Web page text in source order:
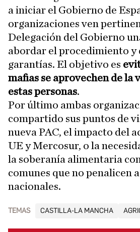
a iniciar el Gobierno de
organizaciones ven
Delegación del Gobierno
abordar el procedimiento y
garantías. El objetivo es
mafias se aprovechen de la
estas personas.
Por último ambas
compartido sus puntos de
nueva PAC, el impacto del
UE y Mercosur, o la
la soberanía alimentaria
comunes que no penalicen
nacionales.
TEMAS CASTILLA-LA MANCHA